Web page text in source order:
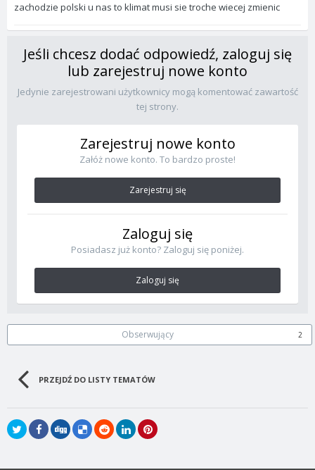
zachodzie polski u nas to klimat musi sie troche wiecej zmienic
Jeśli chcesz dodać odpowiedź, zaloguj się
lub zarejestruj nowe konto
Jedynie zarejestrowani użytkownicy mogą komentować zawartość
tej strony.
Zarejestruj nowe konto
Załóż nowe konto. To bardzo proste!
Zarejestruj się
Zaloguj się
Posiadasz już konto? Zaloguj się poniżej.
Zaloguj się
Obserwujący 2
PRZEJDŹ DO LISTY TEMATÓW